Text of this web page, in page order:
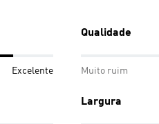
Excelente
Qualidade
Muito ruim
Largura